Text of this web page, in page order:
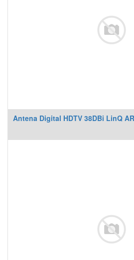
Antena Digital HDTV 38DBi LinQ